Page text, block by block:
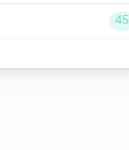
45